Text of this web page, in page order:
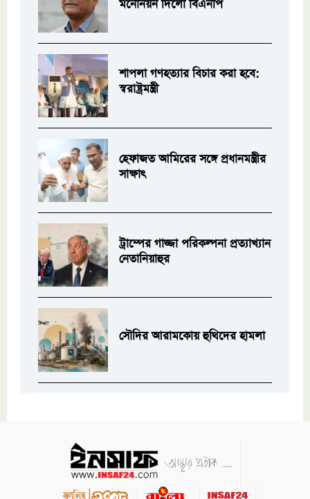
মনোনয়ন দিলো বিএনপি
শাপলা গণহত্যার বিচার করা হবে:
স্বরাষ্ট্রমন্ত্রী
হেফাজত আমিরের সঙ্গে প্রধানমন্ত্রীর
সাক্ষাৎ
ট্রাম্পের গাজ্জা পরিকল্পনা প্রত্যাখ্যান
নেতানিয়াহুর
সৌদির আরামকোয় হুথিদের হামলা